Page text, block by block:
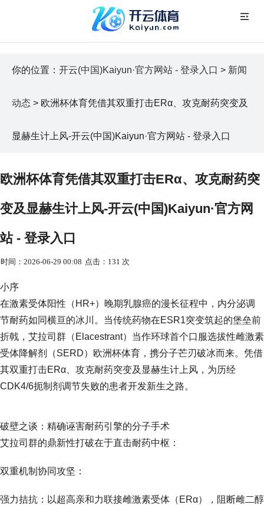
你的位置： 开云(中国)Kaiyun·官方网站 - 登录入口 > 新闻
动态 > 欧洲杯体育凭借其双重打击ERα、攻克耐药突变及
显赫生计上风-开云(中国)Kaiyun·官方网站 - 登录入口
欧洲杯体育凭借其双重打击ERα、攻克耐药突
变及显赫生计上风-开云(中国)Kaiyun·官方网
站 - 登录入口
时间：2026-06-29 00:08 点击：131 次
小序
在激素受体阳性（HR+）晚期乳腺癌的漫长征程中，内分泌调
节耐药如同横亘的冰川。当传统药物在ESR1突变筑起的堡垒前
折戟，艾拉司群（Elacestrant）当作环球首个口服选拔性雌激素
受体降解剂（SERD）欧洲杯体育，携分子芒刃破冰而来。凭借
其双重打击ERα、攻克耐药突变及显赫生计上风，为历经
CDK4/6扼制剂调节失败的患者开发新生之路。
破壁之谈：精确诬害耐药引擎的分子手术
艾拉司群的鼎新性打破在于直击耐药中枢：
双重机制协同攻坚：
强力拮抗：以超高亲和力联接雌激素受体（ERα），阻断雌二醇